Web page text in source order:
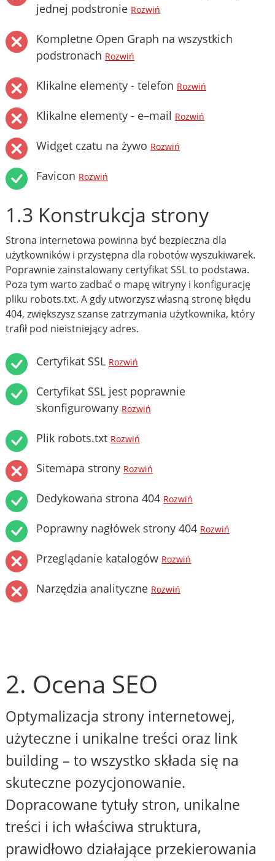
jednej podstronie Rozwiń
Kompletne Open Graph na wszystkich
podstronach Rozwiń
Klikalne elementy - telefon Rozwiń
Klikalne elementy - e–mail Rozwiń
Widget czatu na żywo Rozwiń
Favicon Rozwiń
1.3 Konstrukcja strony
Strona internetowa powinna być bezpieczna dla
użytkowników i przystępna dla robotów wyszukiwarek.
Poprawnie zainstalowany certyfikat SSL to podstawa.
Poza tym warto zadbać o mapę witryny i konfigurację
pliku robots.txt. A gdy utworzysz własną stronę błędu
404, zwiększysz szanse zatrzymania użytkownika, który
trafił pod nieistniejący adres.
Certyfikat SSL Rozwiń
Certyfikat SSL jest poprawnie
skonfigurowany Rozwiń
Plik robots.txt Rozwiń
Sitemapa strony Rozwiń
Dedykowana strona 404 Rozwiń
Poprawny nagłówek strony 404 Rozwiń
Przeglądanie katalogów Rozwiń
Narzędzia analityczne Rozwiń
2. Ocena SEO
Optymalizacja strony internetowej,
użyteczne i unikalne treści oraz link
building – to wszystko składa się na
skuteczne pozycjonowanie.
Dopracowane tytuły stron, unikalne
treści i ich właściwa struktura,
prawidłowo działające przekierowania